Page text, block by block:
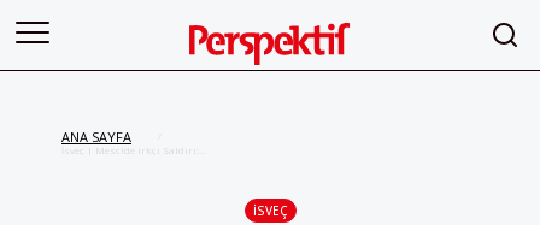
ANA SAYFA
İsveç | Mescide Irkçı Saldırı:
Büyük Hasar Meydana Geldi
İSVEÇ